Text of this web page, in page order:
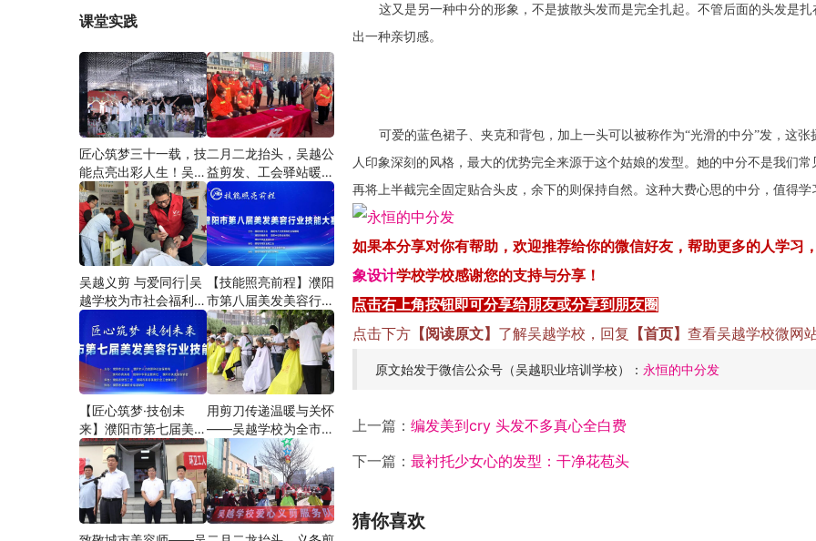
这又是另一种中分的形象，不是披散头发而是完全扎起。不管后面的头发是
出一种亲切感。
可爱的蓝色裙子、夹克和背包，加上一头可以被称作为“光滑的中分”发，这
人印象深刻的风格，最大的优势完全来源于这个姑娘的发型。她的中分不是我们
再将上半截完全固定贴合头皮，余下的则保持自然。这种大费心思的中分，值得学
如果本分享对你有帮助， 欢迎推荐给你的微信好友， 帮助更多的人学习
象设计学校学校感谢您的支持与分享！
点击右上角按钮即可分享给朋友或分享到朋友圈
点击下方 【阅读原文】 了解吴越学校，回复 【首页】 查看吴越学校微网
原文始发于微信公众号（吴越职业培训学校）： 永恒的中分发
上一篇： 编发美到cry 头发不多真心全白费
下一篇： 最衬托少女心的发型：干净花苞头
猜你喜欢
课堂实践
匠心筑梦三十一载，技
能点亮出彩人生！吴越
学校2026年学员学习
成果汇报会圆满成功！
二月二龙抬头，吴越公
益剪发、工会驿站暖人
心——义务剪发情暖户
外劳动者
吴越义剪 与爱同行|吴
越学校为市社会福利院
爱心义剪
【技能照亮前程】濮阳
市第八届美发美容行业
技能大赛圆满闭幕
【匠心筑梦·技创未
来】濮阳市第七届美发
美容行业技能大赛在市
工人文化宫隆重举行
用剪刀传递温暖与关怀
——吴越学校为全市户
外劳动者爱心义剪